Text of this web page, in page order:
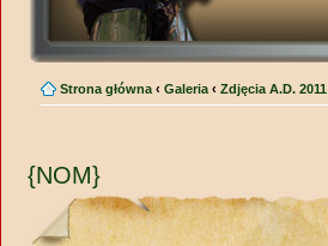
Strona główna ‹ Galeria ‹ Zdjęcia A.D. 2011
{NOM}